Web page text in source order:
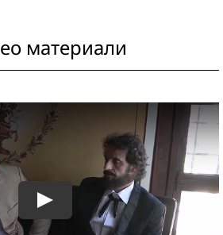
материали